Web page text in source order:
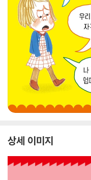
상세 이미지